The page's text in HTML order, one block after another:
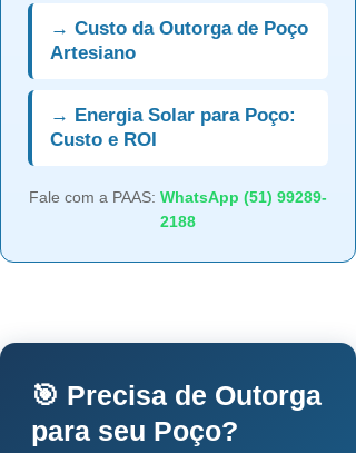
→ Custo da Outorga de Poço
Artesiano
→ Energia Solar para Poço:
Custo e ROI
Fale com a PAAS: WhatsApp (51) 99289-
2188
🎯 Precisa de Outorga
para seu Poço?